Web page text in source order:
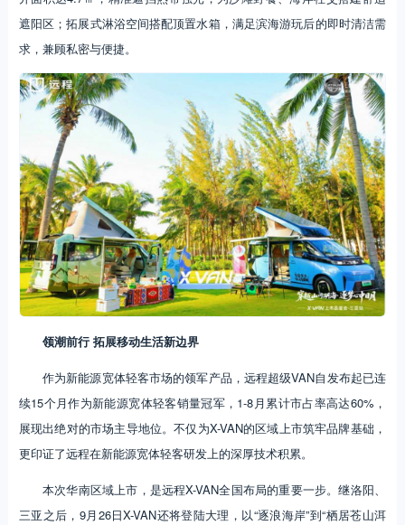
遮阳区；拓展式淋浴空间搭配顶置水箱，满足滨海游玩后的即时清洁需
求，兼顾私密与便捷。
领潮前行 拓展移动生活新边界
作为新能源宽体轻客市场的领军产品，远程超级VAN自发布起已连
续15个月作为新能源宽体轻客销量冠军，1-8月累计市占率高达60%，
展现出绝对的市场主导地位。不仅为X-VAN的区域上市筑牢品牌基础，
更印证了远程在新能源宽体轻客研发上的深厚技术积累。
本次华南区域上市，是远程X-VAN全国布局的重要一步。继洛阳、
三亚之后，9月26日X-VAN还将登陆大理，以“逐浪海岸”到“栖居苍山洱